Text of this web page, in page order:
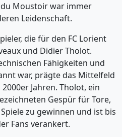
Moustoir war immer
Leidenschaft.
die für den FC Lorient
und Didier Tholot.
Fähigkeiten und
war, prägte das Mittelfeld
Jahren. Tholot, ein
Gespür für Tore,
zu gewinnen und ist bis
Fans verankert.